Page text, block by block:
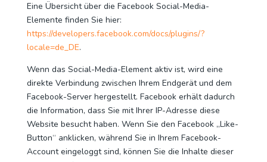
Eine Übersicht über die Facebook Social-Media-
Elemente finden Sie hier:
https://developers.facebook.com/docs/plugins/?
locale=de_DE.
Wenn das Social-Media-Element aktiv ist, wird eine
direkte Verbindung zwischen Ihrem Endgerät und dem
Facebook-Server hergestellt. Facebook erhält dadurch
die Information, dass Sie mit Ihrer IP-Adresse diese
Website besucht haben. Wenn Sie den Facebook „Like-
Button“ anklicken, während Sie in Ihrem Facebook-
Account eingeloggt sind, können Sie die Inhalte dieser